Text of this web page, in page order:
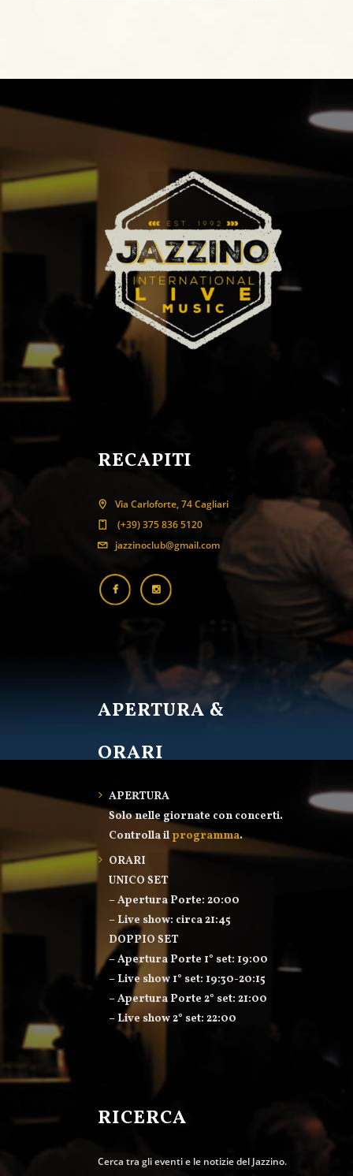
RECAPITI
Via Carloforte, 74 Cagliari
(+39) 375 836 5120
jazzinoclub@gmail.com
APERTURA &
ORARI
APERTURA
Solo nelle giornate con concerti.
Controlla il programma.
ORARI
UNICO SET
– Apertura Porte: 20:00
– Live show: circa 21:45
DOPPIO SET
– Apertura Porte 1° set: 19:00
– Live show 1° set: 19:30-20:15
– Apertura Porte 2° set: 21:00
– Live show 2° set: 22:00
RICERCA
Cerca tra gli eventi e le notizie del Jazzino.